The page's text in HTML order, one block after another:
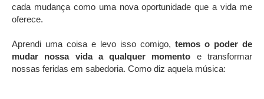
cada mudança como uma nova oportunidade que a vida me
oferece.
Aprendi uma coisa e levo isso comigo, temos o poder de
mudar nossa vida a qualquer momento e transformar
nossas feridas em sabedoria. Como diz aquela música: